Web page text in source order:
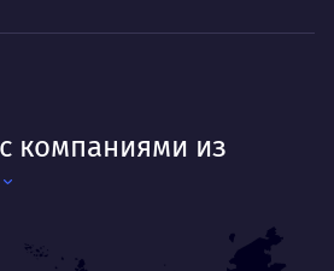
компаниями из